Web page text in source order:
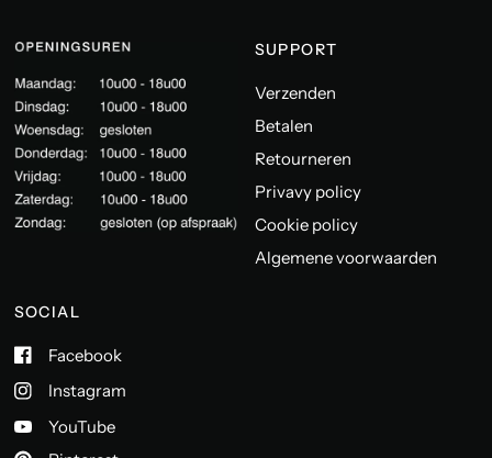
SUPPORT
Verzenden
Betalen
Retourneren
Privavy policy
Cookie policy
Algemene voorwaarden
SOCIAL
Facebook
Instagram
YouTube